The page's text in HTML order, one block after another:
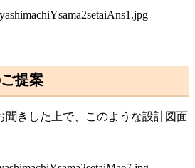
提案
聞きした上で、このような設計図面